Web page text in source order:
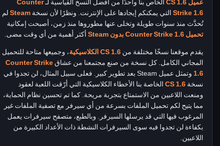
عميل CS 1.6
الخاص بنا واحدًا من أفضل النسخ القياسية لـCounter
Strike 1.6 التي يمكنكم إيجادها على الإنترنت. ونظرًا لأن نسخة Steam لم
تُحدَّث منذ سنوات طويلة وتخلى عنها مطوروها منذ زمن، أصبحت إمكانية
تحميل Counter Strike 1.6 بدون Steam
أكثر أهمية من أي وقت مضى.
يقدم موقعنا نسخًا مختلفة من CS 1.6 الكلاسيكية
، وجميعها متاحة للتحميل
المجاني الكامل. كل نسخة من صنع مجتمعنا من عشاق Counter Strike
1.6
وتمثل عميل Steam بعد تطوير كبير. فعلى سبيل المثال، لن تجدوا في
نسخة CS 1.6 الخاصة بنا الأخطاء الكلاسيكية التي أرّقت اللعبة لعقود
ومنعت اللاعبين من الاستمتاع بتجربة مريحة. كما تم تحسين نظام الحماية،
مما يتيح لكم تحميل الملفات بسرعة من أي سيرفر مع تصفية الملفات غير
المرغوب فيها التي قد يرسلها السيرفر. وبالطبع، متصفح سيرفرات يعمل
بكفاءة لن تجدوا فيه سوى السيرفرات النشطة ذات الأعداد الكبيرة من
اللاعبين.